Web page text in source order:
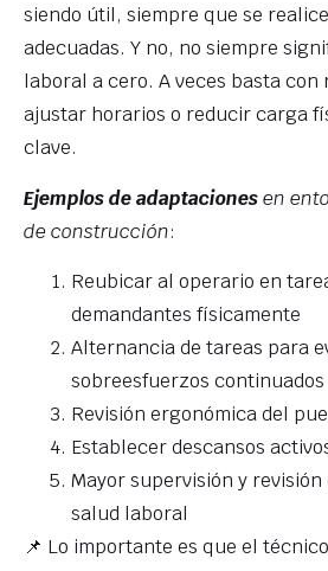
siendo útil, siempre que se
adecuadas. Y no, no siempre
laboral a cero. A veces basta
ajustar horarios o reducir carga
clave.
Ejemplos de adaptacionesen
de construcción:
Reubicar al operario en
demandantes físicamente
Alternancia de tareas para
sobreesfuerzos continuados
Revisión ergonómica del
Establecer descansos
Mayor supervisión y revisión
salud laboral
📌 Lo importante es que el